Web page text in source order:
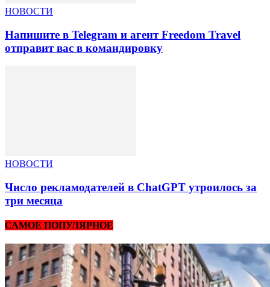
НОВОСТИ
Напишите в Telegram и агент Freedom Travel
отправит вас в командировку
НОВОСТИ
Число рекламодателей в ChatGPT утроилось за
три месяца
САМОЕ ПОПУЛЯРНОЕ